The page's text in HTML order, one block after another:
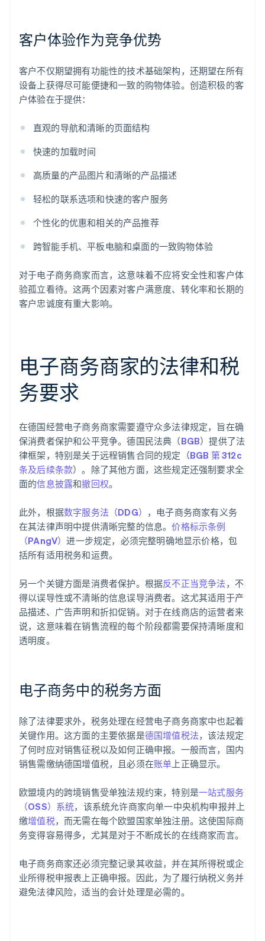
客户体验作为竞争优势
客户不仅期望拥有功能性的技术基础架构，还期望在所有
设备上获得尽可能便捷和一致的购物体验。创造积极的客
户体验在于提供：
直观的导航和清晰的页面结构
快速的加载时间
高质量的产品图片和清晰的产品描述
轻松的联系选项和快速的客户服务
个性化的优惠和相关的产品推荐
跨智能手机、平板电脑和桌面的一致购物体验
对于电子商务商家而言，这意味着不应将安全性和客户体
验孤立看待。这两个因素对客户满意度、转化率和长期的
客户忠诚度有重大影响。
电子商务商家的法律和税
务要求
在德国经营电子商务商家需要遵守众多法律规定，旨在确
保消费者保护和公平竞争。德国民法典（BGB）提供了法
律框架，特别是关于远程销售合同的规定（BGB 第 312c
条及后续条款）。除了其他方面，这些规定还强制要求全
面的信息披露和撤回权。
此外，根据数字服务法（DDG） ，电子商务商家有义务
在其法律声明中提供清晰完整的信息。价格标示条例
（PAngV）进一步规定，必须完整明确地显示价格，包
括所有适用税务和运费。
另一个关键方面是消费者保护。根据反不正当竞争法 ，不
得以误导性或不清晰的信息误导消费者。这尤其适用于产
品描述、广告声明和折扣促销。对于在线商店的运营者来
说，这意味着在销售流程的每个阶段都需要保持清晰度和
透明度。
电子商务中的税务方面
除了法律要求外，税务处理在经营电子商务商家中也起着
关键作用。这方面的主要依据是德国增值税法，该法规定
了何时应对销售征税以及如何正确申报。一般而言，国内
销售需缴纳德国增值税，且必须在账单 上正确显示。
欧盟境内的跨境销售受单独法规约束，特别是一站式服务
（OSS）系统，该系统允许商家向单一中央机构申报并上
缴增值税，而无需在每个欧盟国家单独注册。这使国际商
务变得容易得多，尤其是对于不断成长的在线商家而言。
电子商务商家还必须完整记录其收益，并在其所得税或企
业所得税申报表上正确申报。因此，为了履行纳税义务并
避免法律风险，适当的会计处理是必需的。